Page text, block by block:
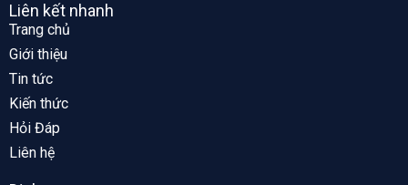
Liên kết nhanh
Trang chủ
Giới thiệu
Tin tức
Kiến thức
Hỏi Đáp
Liên hệ